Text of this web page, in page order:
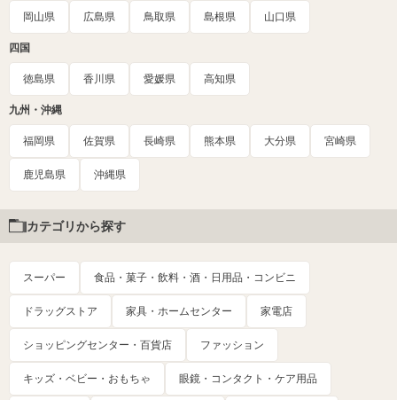
岡山県 広島県 鳥取県 島根県 山口県
四国
徳島県 香川県 愛媛県 高知県
九州・沖縄
福岡県 佐賀県 長崎県 熊本県 大分県 宮崎県
鹿児島県 沖縄県
カテゴリから探す
スーパー 食品・菓子・飲料・酒・日用品・コンビニ
ドラッグストア 家具・ホームセンター 家電店
ショッピングセンター・百貨店 ファッション
キッズ・ベビー・おもちゃ 眼鏡・コンタクト・ケア用品